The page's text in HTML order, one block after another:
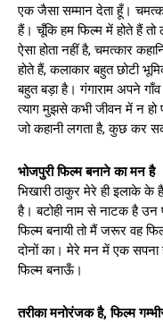
एक जैसा सम्मान देता हूँ।
हैं। चूँकि हम फिल्म में होते हैं तो
ऐसा होता नहीं है, चमत्कार
होते हैं, कलाकार बहुत छोटी
बहुत बड़ा है। गंगाराम अपने
त्याग मुझसे कभी जीवन में न हो
जो कहानी लगता है, कुछ कर
भोजपुरी फिल्म बनाने का मन है
भिखारी ठाकुर मेरे ही इलाके
है। बटोही नाम से नाटक है उन
फिल्म बनायी तो मैं जरूर वह
दोनों का। मेरे मन में एक
फिल्म बनाऊँ।
तरीका मनोरंजक है, फिल्म